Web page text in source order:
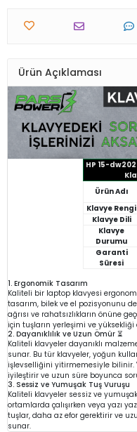
Ürün Açıklaması
HP 15-
Ürün Adı
Klavye Rengi
Klavye Dili
Klavye
Durumu
Garanti
Süresi
1. Ergonomik Tasarım
Kaliteli bir laptop klavyesi
tasarım, bilek ve el pozisyonunu
ağrısı ve rahatsızlıkların önüne
için tuşların yerleşimi ve yüksekliği
2. Dayanıklılık ve Uzun Ömür ⏳
Kaliteli klavyeler dayanıklı
sunar. Bu tür klavyeler, yoğun
işlevselliğini yitirmemesiyle bilinir.
iyileştirir ve uzun süre boyunca
3. Sessiz ve Yumuşak Tuş Vuruşu
Kaliteli klavyeler sessiz ve
ortamlarda çalışırken veya yazı
tuşlar, daha az efor gerektirir ve
sunar.